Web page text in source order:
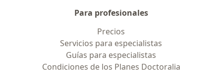
Para profesionales
Precios
Servicios para especialistas
Guías para especialistas
Condiciones de los Planes Doctoralia